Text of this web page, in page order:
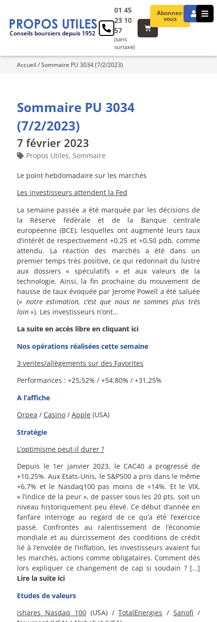
Conseils boursiers depuis 1952
Abonnez-
vous
01 45
23 10
57
(sans
surtaxe)
Accueil /Sommaire PU 3034 (7/2/2023)
Sommaire PU 3034
(7/2/2023)
7 février 2023
Propos Utiles, Sommaire
Le point hebdomadaire sur les marchés
Les investisseurs attendent la Fed
La semaine passée a été marquée par les décisions de
la Réserve fédérale et de la Banque centrale
européenne (BCE), lesquelles ont augmenté leurs taux
d’intérêt de respectivement +0,25 et +0,50 pdb, comme
attendu. La réaction des marchés a été dans un
premier temps très positive, ce qui redonnait du lustre
aux dossiers « spéculatifs » et aux valeurs de la
technologie. Ainsi, la fin prochaine du mouvement de
hausse de taux évoquée par Jerome Powell a été saluée
(« notre estimation, c’est que nous ne sommes plus très
loin »). Les investisseurs n’ont…
La suite en accès libre en cliquant ici
Nos opérations réalisées cette semaine
3 ventes/allègements sur des Favorites
Performances : +25,52% / +54,80% / +31,25%
A l’affiche
Orpea / Casino / Apple (USA)
Stratégie
L’optimisme peut-il durer ?
Depuis le 1er janvier 2023, le CAC40 a progressé de
+10,25%. Aux Etats-Unis, le S&P500 a pris dans le même
+6,7% et le Nasdaq100 pas moins de +14%. Et le VIX,
« l’indice de la peur », de passer sous les 20 pts, soit un
niveau historiquement peu élevé. Ce début d’année en
fanfare interroge au regard de ce qu’a été l’exercice
passé. Confrontés au ralentissement de l’économie
mondiale et au durcissement des conditions de crédit
lié à l’envolée de l’inflation, les investisseurs avaient fui
les marchés, actions comme obligataires. Comment dès
lors expliquer ce changement de cap si soudain ? […]
Lire la suite ici
Etudes de valeurs
ishares Nasdaq 100(USA) /TotalEnergies /Sanofi /